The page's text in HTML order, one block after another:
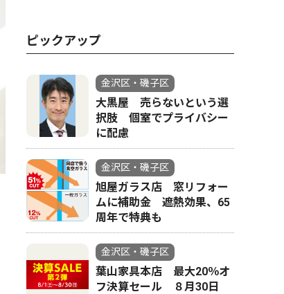
ピックアップ
金沢区・磯子区
大黒屋 売らないという選
択肢 個室でプライバシー
に配慮
金沢区・磯子区
旭屋ガラス店 窓リフォー
ムに補助金 遮熱効果、65
周年で特典も
金沢区・磯子区
葉山家具本店 最大20％オ
フ決算セール ８月30日